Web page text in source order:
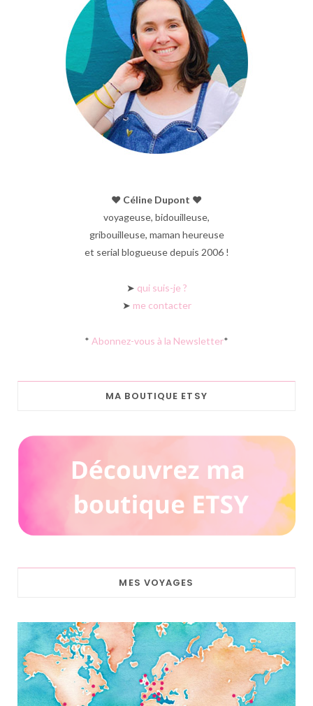
♥︎ Céline Dupont ♥︎
voyageuse, bidouilleuse,
gribouilleuse, maman heureuse
et serial blogueuse depuis 2006 !
➤ qui suis-je ?
➤ me contacter
* Abonnez-vous à la Newsletter*
MA BOUTIQUE ETSY
MES VOYAGES